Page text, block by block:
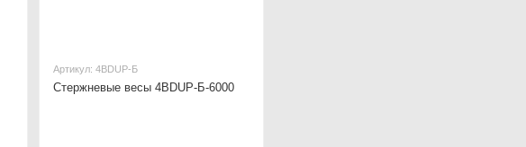
Артикул: 4BDUР-Б
Стержневые весы 4BDUР-Б-6000